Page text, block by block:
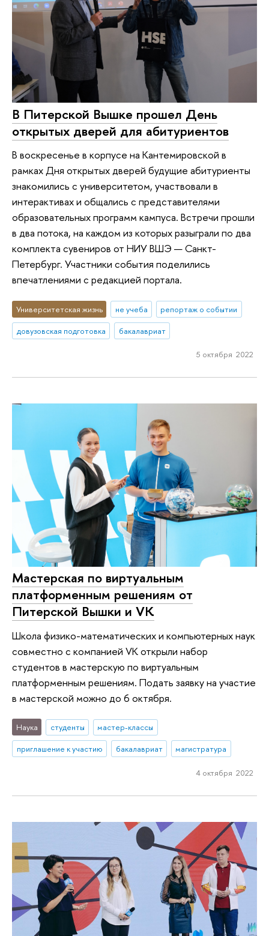
В Питерской Вышке прошел День
открытых дверей для абитуриентов
В воскресенье в корпусе на Кантемировской в
рамках Дня открытых дверей будущие абитуриенты
знакомились с университетом, участвовали в
интерактивах и общались с представителями
образовательных программ кампуса. Встречи прошли
в два потока, на каждом из которых разыграли по два
комплекта сувениров от НИУ ВШЭ — Санкт-
Петербург. Участники события поделились
впечатлениями с редакцией портала.
Университетская жизнь не учеба
репортаж о событии
довузовская подготовка
бакалавриат
5 октября 2022
Мастерская по виртуальным
платформенным решениям от
Питерской Вышки и VK
Школа физико-математических и компьютерных наук
совместно с компанией VK открыли набор
студентов в мастерскую по виртуальным
платформенным решениям. Подать заявку на участие
в мастерской можно до 6 октября.
Наука студенты
мастер-классы
приглашение к участию
бакалавриат магистратура
4 октября 2022